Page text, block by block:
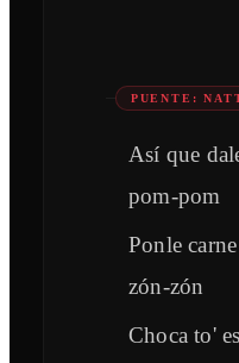
PUENTE:
Así que
pom-pom
Ponle
zón-zón
Choca to'